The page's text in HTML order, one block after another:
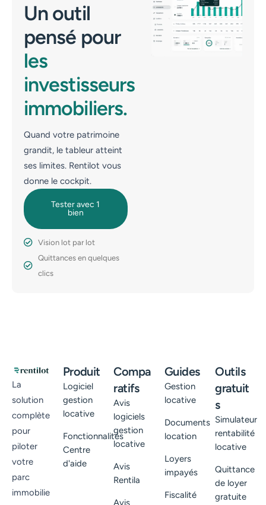
Un outil
pensé pour
les
investisseurs
immobiliers.
Quand votre patrimoine
grandit, le tableur atteint
ses limites. Rentilot vous
donne le cockpit.
Tester avec 1
bien
Vision lot par lot
Quittances en quelques
clics
La
solution
complète
pour
piloter
votre
parc
immobilie
Produit
Logiciel
gestion
locative
Fonctionnalités
Centre
d'aide
Compa
ratifs
Avis
logiciels
gestion
locative
Avis
Rentila
Avis
Guides
Gestion
locative
Documents
location
Loyers
impayés
Fiscalité
Outils
gratuit
s
Simulateur
rentabilité
locative
Quittance
de loyer
gratuite